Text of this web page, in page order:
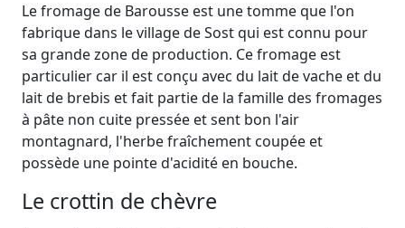
Le fromage de Barousse est une tomme que l'on
fabrique dans le village de Sost qui est connu pour
sa grande zone de production. Ce fromage est
particulier car il est conçu avec du lait de vache et du
lait de brebis et fait partie de la famille des fromages
à pâte non cuite pressée et sent bon l'air
montagnard, l'herbe fraîchement coupée et
possède une pointe d'acidité en bouche.
Le crottin de chèvre